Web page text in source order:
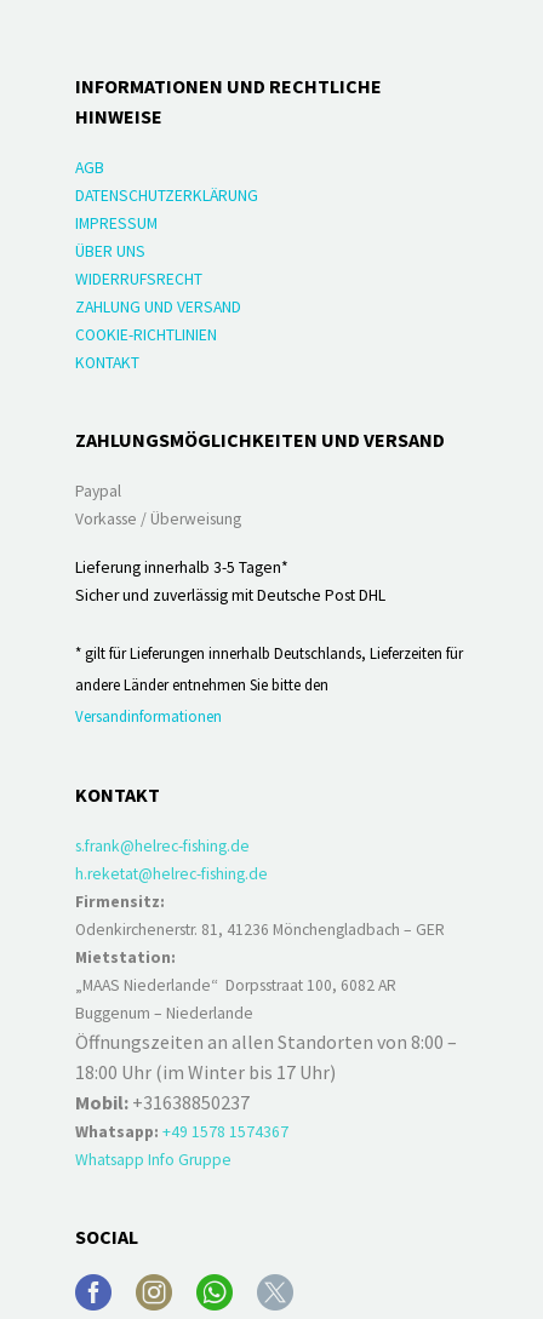
INFORMATIONEN UND RECHTLICHE
HINWEISE
AGB
DATENSCHUTZERKLÄRUNG
IMPRESSUM
ÜBER UNS
WIDERRUFSRECHT
ZAHLUNG UND VERSAND
COOKIE-RICHTLINIEN
KONTAKT
ZAHLUNGSMÖGLICHKEITEN UND VERSAND
Paypal
Vorkasse / Überweisung
Lieferung innerhalb 3-5 Tagen*
Sicher und zuverlässig mit Deutsche Post DHL
* gilt für Lieferungen innerhalb Deutschlands, Lieferzeiten für
andere Länder entnehmen Sie bitte den
Versandinformationen
KONTAKT
s.frank@helrec-fishing.de
h.reketat@helrec-fishing.de
Firmensitz:
Odenkirchenerstr. 81, 41236 Mönchengladbach – GER
Mietstation:
„MAAS Niederlande“ Dorpsstraat 100, 6082 AR
Buggenum – Niederlande
Öffnungszeiten an allen Standorten von 8:00 –
18:00 Uhr (im Winter bis 17 Uhr)
Mobil: +31638850237
Whatsapp: +49 1578 1574367
Whatsapp Info Gruppe
SOCIAL